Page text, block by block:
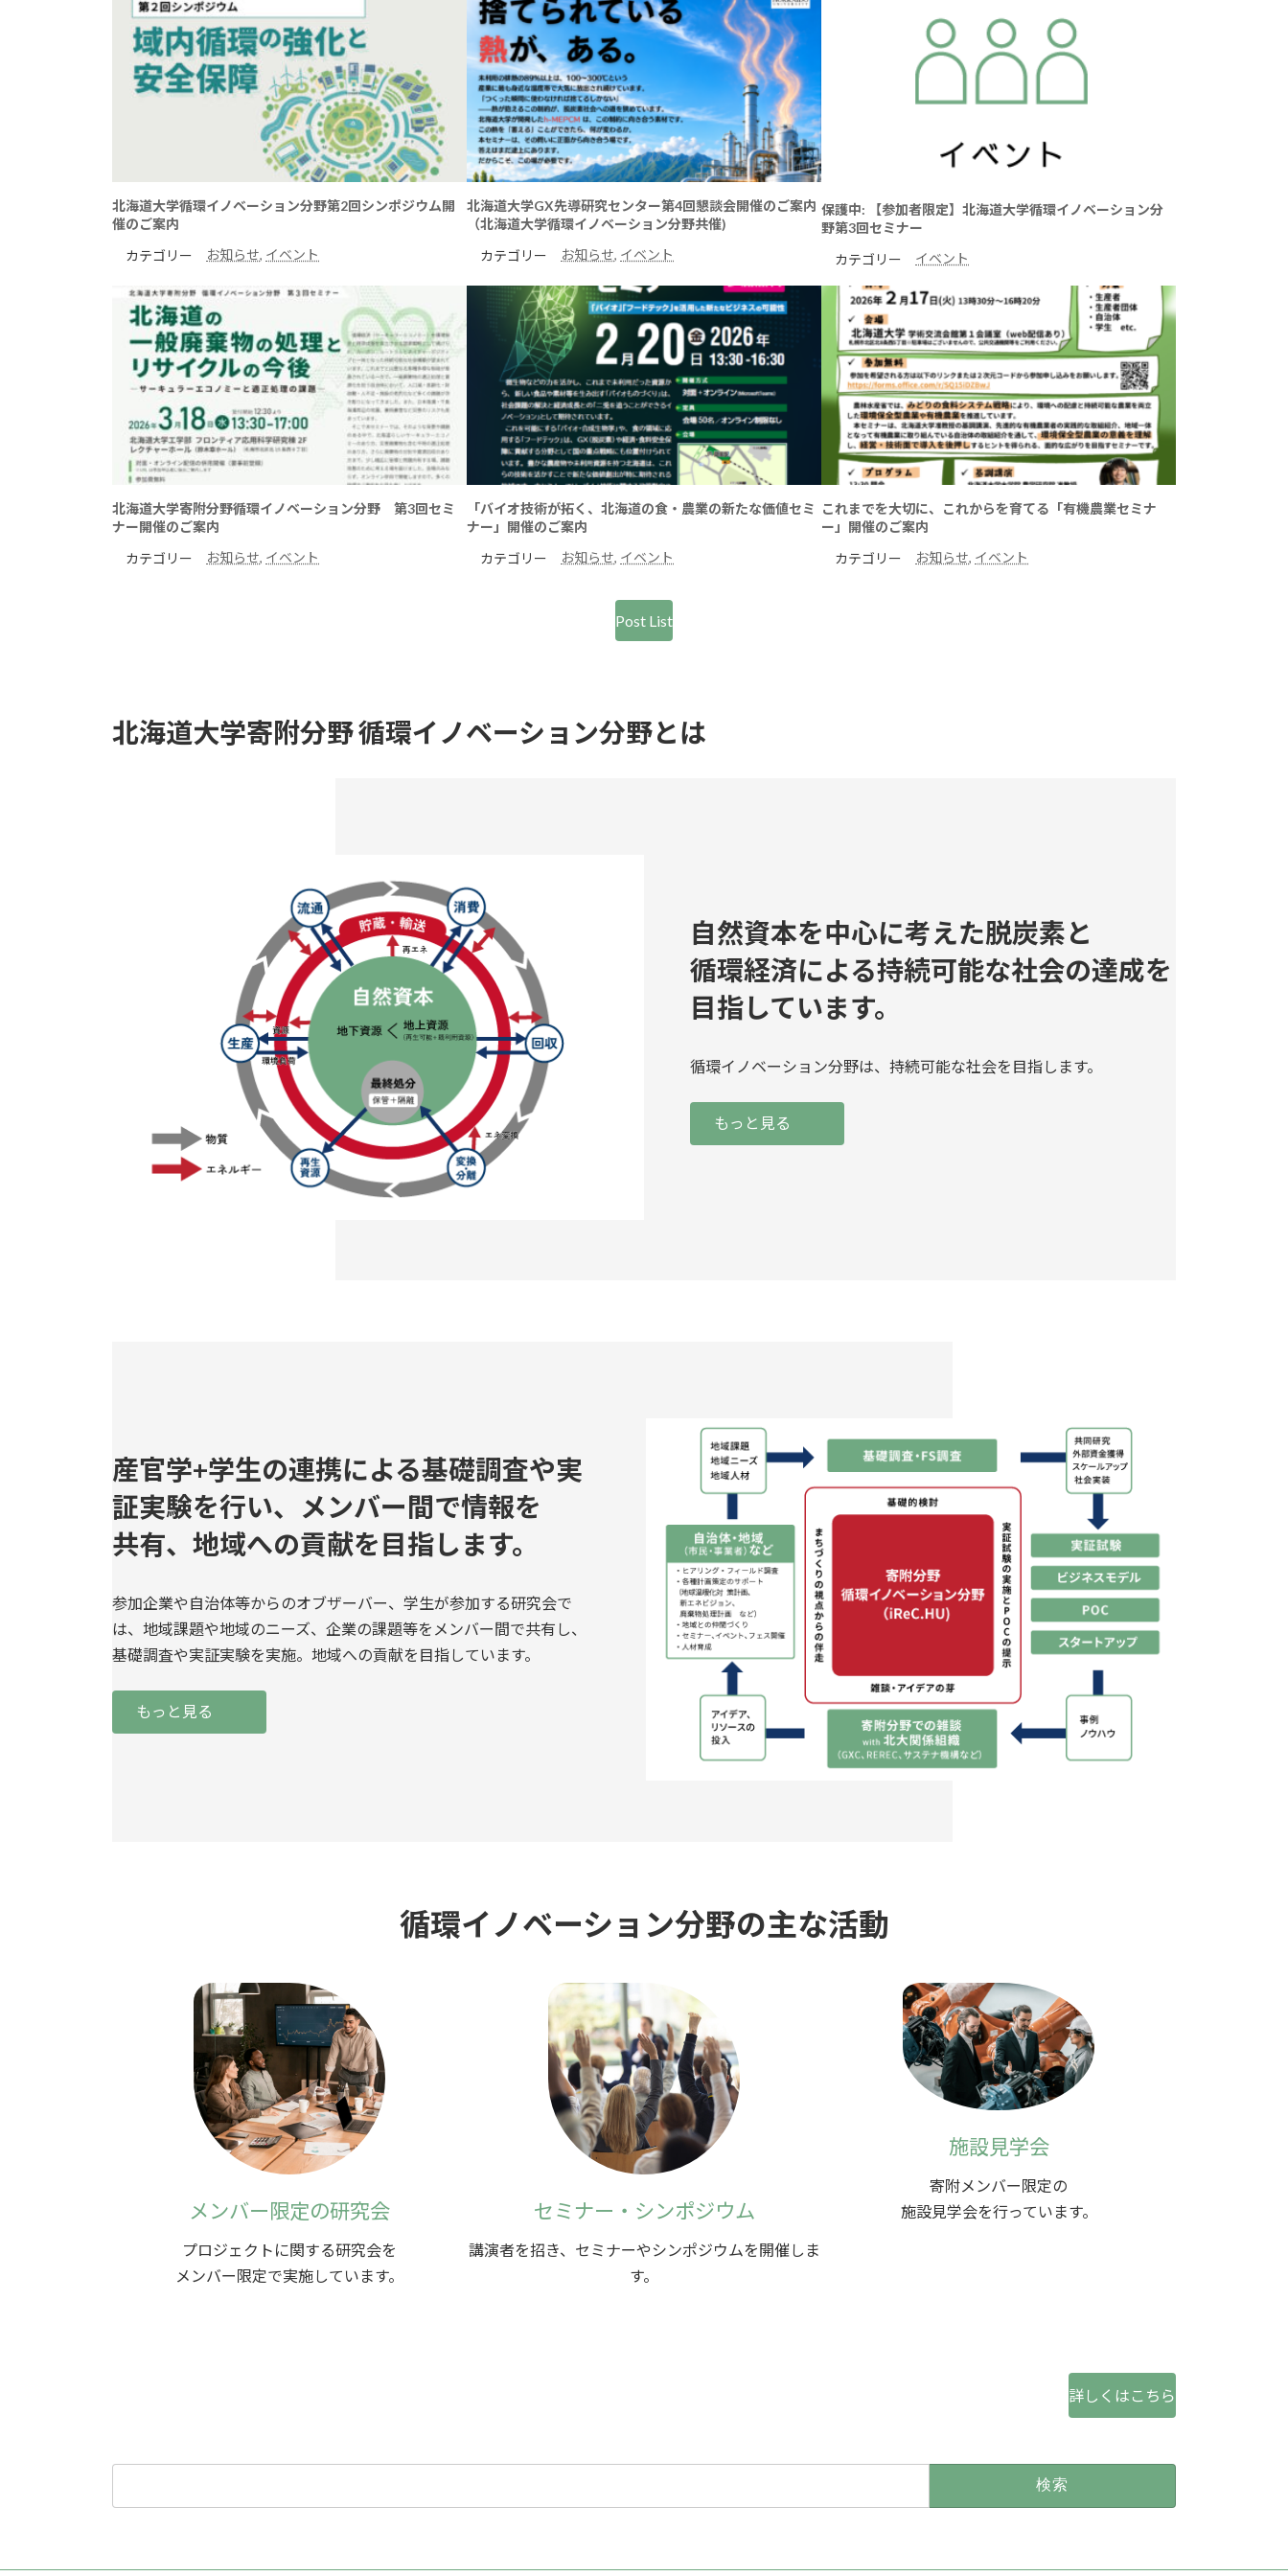
北海道大学循環イノベーション分野第2回シンポジウム開
催のご案内
カテゴリー
お知らせ, イベント
北海道大学GX先導研究センター第4回懇談会開催のご案内
（北海道大学循環イノベーション分野共催)
カテゴリー
お知らせ, イベント
保護中: 【参加者限定】北海道大学循環イノベーション分
野第3回セミナー
カテゴリー
イベント
北海道大学寄附分野循環イノベーション分野 第3回セミ
ナー開催のご案内
カテゴリー
お知らせ, イベント
「バイオ技術が拓く、北海道の食・農業の新たな価値セミ
ナー」開催のご案内
カテゴリー
お知らせ, イベント
これまでを大切に、これからを育てる「有機農業セミナ
ー」開催のご案内
カテゴリー
お知らせ, イベント
Post List
北海道大学寄附分野 循環イノベーション分野とは
自然資本を中心に考えた脱炭素と
循環経済による持続可能な社会の達成を
目指しています。
循環イノベーション分野は、持続可能な社会を目指します。
もっと見る
産官学+学生の連携による基礎調査や実
証実験を行い、メンバー間で情報を
共有、地域への貢献を目指します。
参加企業や自治体等からのオブザーバー、学生が参加する研究会で
は、地域課題や地域のニーズ、企業の課題等をメンバー間で共有し、
基礎調査や実証実験を実施。地域への貢献を目指しています。
もっと見る
循環イノベーション分野の主な活動
メンバー限定の研究会
プロジェクトに関する研究会を
メンバー限定で実施しています。
セミナー・シンポジウム
講演者を招き、セミナーやシンポジウムを開催しま
す。
施設見学会
寄附メンバー限定の
施設見学会を行っています。
詳しくはこちら